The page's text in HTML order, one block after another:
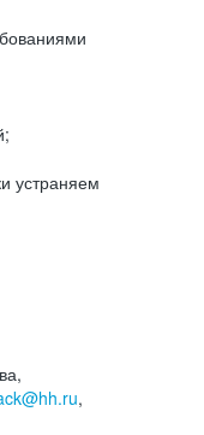
устраняем
,